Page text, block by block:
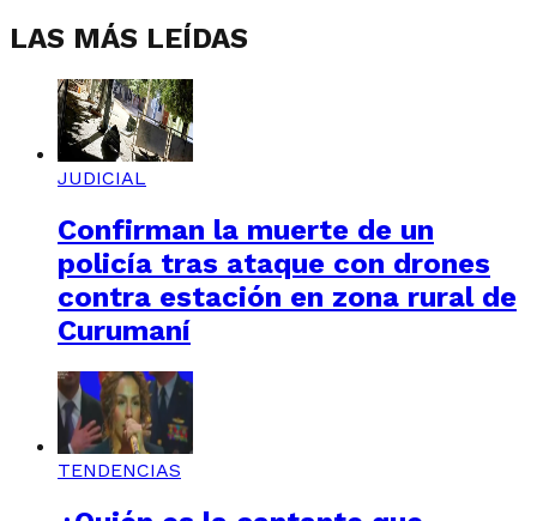
LAS MÁS LEÍDAS
JUDICIAL
Confirman la muerte de un
policía tras ataque con drones
contra estación en zona rural de
Curumaní
TENDENCIAS